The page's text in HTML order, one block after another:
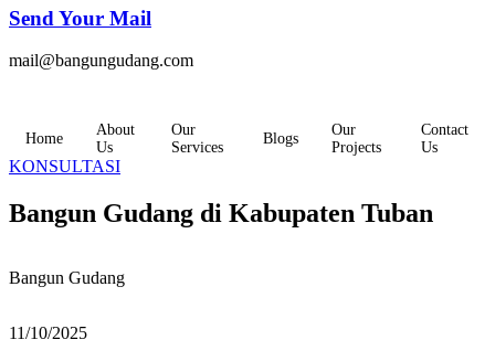
Send Your Mail
mail@bangungudang.com
Home
About
Us
Our
Services
Blogs
Our
Projects
Contact
Us
KONSULTASI
Bangun Gudang di Kabupaten Tuban
Bangun Gudang
11/10/2025